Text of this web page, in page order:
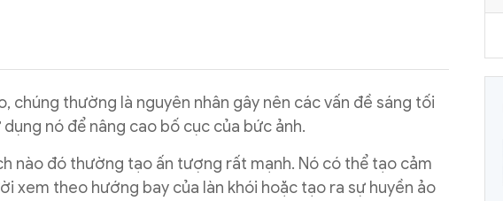
thường là nguyên nhân gây nên các vấn đề sáng tối
nó để nâng cao bố cục của bức ảnh.
nào đó thường tạo ấn tượng rất mạnh. Nó có thể tạo cảm
xem theo hướng bay của làn khói hoặc tạo ra sự huyền ảo